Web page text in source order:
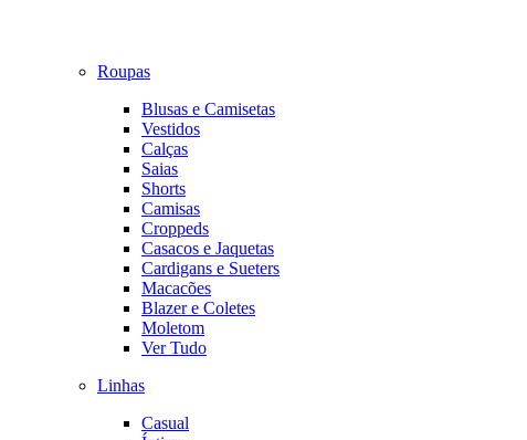
Roupas
Blusas e Camisetas
Vestidos
Calças
Saias
Shorts
Camisas
Croppeds
Casacos e Jaquetas
Cardigans e Sueters
Macacões
Blazer e Coletes
Moletom
Ver Tudo
Linhas
Casual